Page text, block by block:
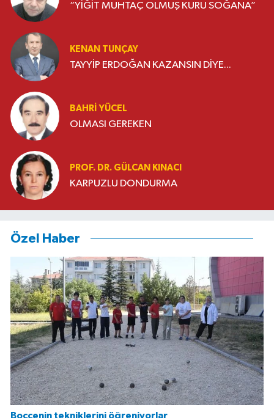
“YİĞİT MUHTAÇ OLMUŞ KURU SOĞANA”
KENAN TUNÇAY
TAYYİP ERDOĞAN KAZANSIN DİYE...
BAHRI YÜCEL
OLMASI GEREKEN
PROF. DR. GÜLCAN KINACI
KARPUZLU DONDURMA
Özel Haber
Boccenin tekniklerini öğreniyorlar